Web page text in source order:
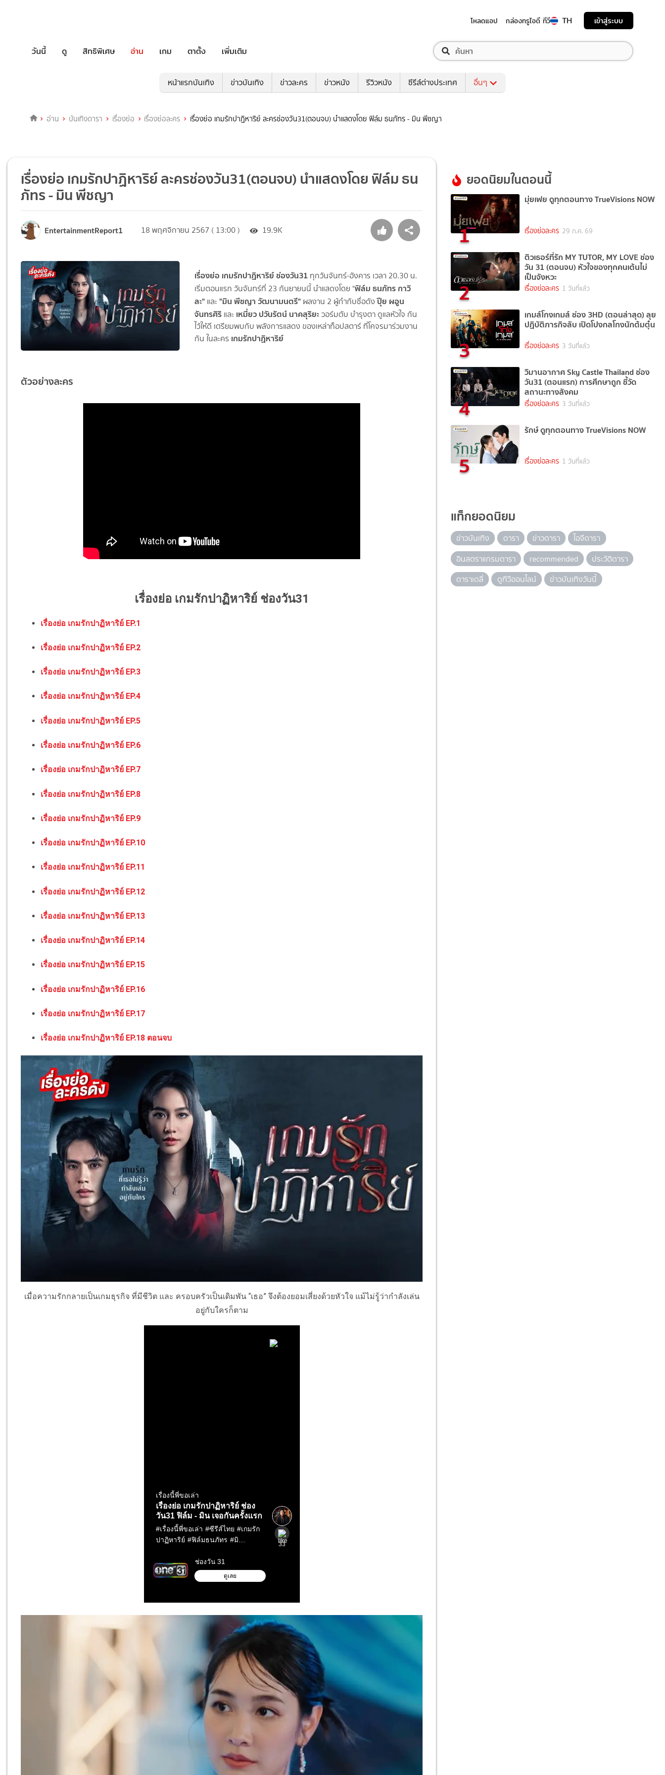
โหลดแอป กล่องทรูไอดี ทีวี TH เข้าสู่ระบบ
วันนี้ ดู สิทธิพิเศษ อ่าน เกม ตาตั้ง เพิ่มเติม
หน้าแรกบันเทิง ข่าวบันเทิง ข่าวละคร ข่าวหนัง รีวิวหนัง ซีรีส์ต่างประเทศ อื่นๆ
อ่าน บันเทิงดารา เรื่องย่อ เรื่องย่อละคร เรื่องย่อ เกมรักปาฏิหาริย์ ละครช่องวัน31(ตอนจบ) นำแสดงโดย ฟิล์ม ธนภัทร - มิน พีชญา
เรื่องย่อ เกมรักปาฏิหาริย์ ละครช่องวัน31(ตอนจบ) นำแสดงโดย ฟิล์ม ธน
ภัทร - มิน พีชญา
EntertainmentReport1 18 พฤศจิกายน 2567 ( 13:00 ) 19.9K
เรื่องย่อ เกมรักปาฏิหาริย์ ช่องวัน31 ทุกวันจันทร์-อังคาร เวลา 20.30 น.
เริ่มตอนแรก วันจันทร์ที่ 23 กันยายนนี้ นำแสดงโดย "ฟิล์มธนภัทร กาวิ
ละ"และ "มินพีชญา วัฒนามนตรี" ผลงาน 2 ผู้กำกับชื่อดังปุ๊ย ผอูน
จันทรศิริ และ เหมี่ยวปวันรัตน์ นาคสุริยะวอร์มตับ บำรุงตา ดูแลหัวใจ กัน
ไว้ให้ดี เตรียมพบกับ พลังการแสดง ของเหล่าท็อปสตาร์ ที่โคจรมาร่วมงาน
กัน ในละคร เกมรักปาฏิหาริย์
ตัวอย่างละคร
เรื่องย่อ เกมรักปาฏิหาริย์ ช่องวัน31
เรื่องย่อ เกมรักปาฏิหาริย์ EP.1
เรื่องย่อ เกมรักปาฏิหาริย์ EP.2
เรื่องย่อ เกมรักปาฏิหาริย์ EP.3
เรื่องย่อ เกมรักปาฏิหาริย์ EP.4
เรื่องย่อ เกมรักปาฏิหาริย์ EP.5
เรื่องย่อ เกมรักปาฏิหาริย์ EP.6
เรื่องย่อ เกมรักปาฏิหาริย์ EP.7
เรื่องย่อ เกมรักปาฏิหาริย์ EP.8
เรื่องย่อ เกมรักปาฏิหาริย์ EP.9
เรื่องย่อ เกมรักปาฏิหาริย์ EP.10
เรื่องย่อ เกมรักปาฏิหาริย์ EP.11
เรื่องย่อ เกมรักปาฏิหาริย์ EP.12
เรื่องย่อ เกมรักปาฏิหาริย์ EP.13
เรื่องย่อ เกมรักปาฏิหาริย์ EP.14
เรื่องย่อ เกมรักปาฏิหาริย์ EP.15
เรื่องย่อ เกมรักปาฏิหาริย์ EP.16
เรื่องย่อ เกมรักปาฏิหาริย์ EP.17
เรื่องย่อ เกมรักปาฏิหาริย์ EP.18 ตอนจบ
เมื่อความรักกลายเป็นเกมธุรกิจ ที่มีชีวิต และ ครอบครัวเป็นเดิมพัน “เธอ” จึงต้องยอมเสี่ยงด้วยหัวใจ แม้ไม่รู้ว่ากำลังเล่น
อยู่กับใครก็ตาม
ยอดนิยมในตอนนี้
1
มุ่ยเฟย ดูทุกตอนทาง TrueVisions NOW
เรื่องย่อละคร 29 ก.ค. 69
2
ติวเธอร์ที่รัก MY TUTOR, MY LOVE ช่อง
วัน 31 (ตอนจบ) หัวใจของทุกคนเต้นไม่
เป็นจังหวะ
เรื่องย่อละคร 1 วันที่แล้ว
3
เกมส์โกงเกมส์ ช่อง 3HD (ตอนล่าสุด) ลุย
ปฏิบัติภารกิจลับ เปิดโปงกลโกงนักต้มตุ๋น
เรื่องย่อละคร 3 วันที่แล้ว
4
วิมานอากาศ Sky Castle Thailand ช่อง
วัน31 (ตอนแรก) การศึกษาถูก ชี้วัด
สถานะทางสังคม
เรื่องย่อละคร 3 วันที่แล้ว
5
รักษ์ ดูทุกตอนทาง TrueVisions NOW
เรื่องย่อละคร 1 วันที่แล้ว
แท็กยอดนิยม
ข่าวบันเทิง ดารา ข่าวดารา
ไอจีดารา
อินสตราแกรมดารา
recommended
ประวัติดารา
ดาราเดลี่
ดูทีวีออนไลน์ ข่าวบันเทิงวันนี้